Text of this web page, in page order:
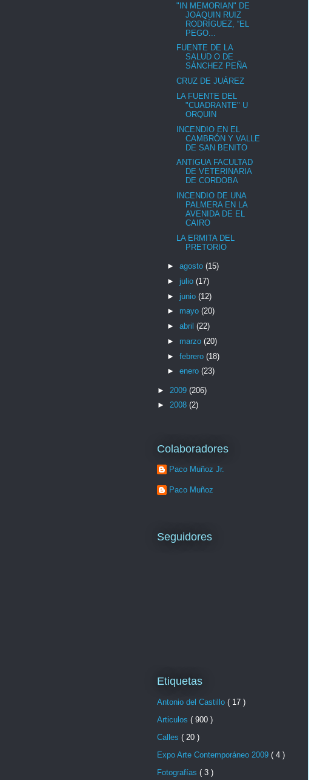
"IN MEMORIAN" DE
JOAQUIN RUIZ
RODRÍGUEZ, “EL
PEGO...
FUENTE DE LA
SALUD O DE
SÁNCHEZ PEÑA
CRUZ DE JUÁREZ
LA FUENTE DEL
"CUADRANTE" U
ORQUIN
INCENDIO EN EL
CAMBRÓN Y VALLE
DE SAN BENITO
ANTIGUA FACULTAD
DE VETERINARIA
DE CORDOBA
INCENDIO DE UNA
PALMERA EN LA
AVENIDA DE EL
CAIRO
LA ERMITA DEL
PRETORIO
► agosto (15)
► julio (17)
► junio (12)
► mayo (20)
► abril (22)
► marzo (20)
► febrero (18)
► enero (23)
► 2009 (206)
► 2008 (2)
Colaboradores
Paco Muñoz Jr.
Paco Muñoz
Seguidores
Etiquetas
Antonio del Castillo ( 17 )
Articulos ( 900 )
Calles ( 20 )
Expo Arte Contemporáneo 2009 ( 4 )
Fotografías ( 3 )